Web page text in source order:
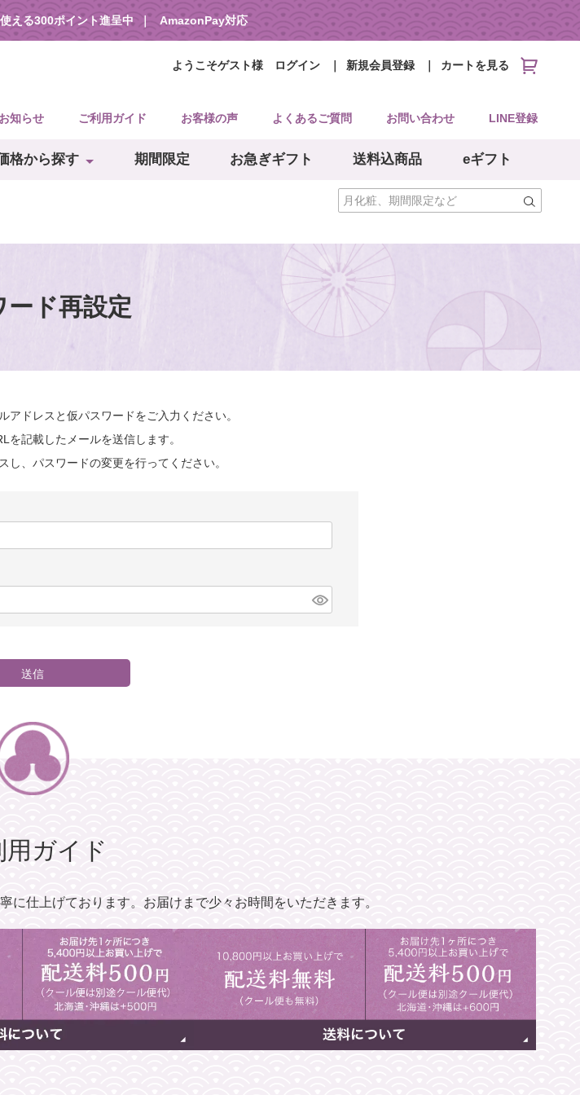
える300ポイント進呈中 AmazonPay対応
ようこそゲスト様 ログイン 新規会員登録 カートを見る
お知らせ ご利用ガイド お客様の声 よくあるご質問 お問い合わせ LINE登録
格から探す 期間限定 お急ぎギフト 送料込商品 eギフト
ード再設定
アドレスと仮パスワードをご入力ください。
を記載したメールを送信します。
し、パスワードの変更を行ってください。
送信
用ガイド
に仕上げております。 お届けまで少々お時間をいただきます。